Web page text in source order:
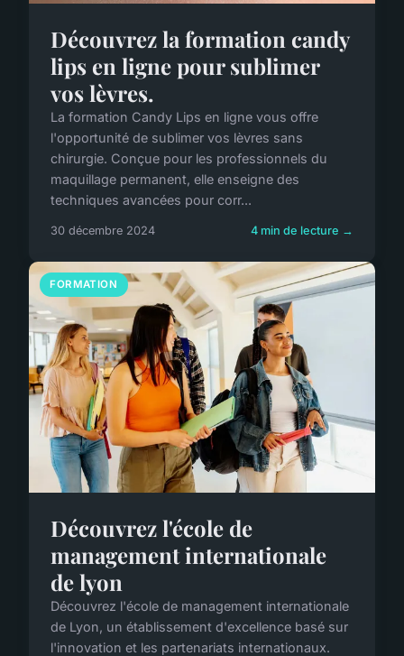
Découvrez la formation candy
lips en ligne pour sublimer
vos lèvres.
La formation Candy Lips en ligne vous offre
l'opportunité de sublimer vos lèvres sans
chirurgie. Conçue pour les professionnels du
maquillage permanent, elle enseigne des
techniques avancées pour corr...
30 décembre 2024 4 min de lecture →
FORMATION
Découvrez l'école de
management internationale
de lyon
Découvrez l'école de management internationale
de Lyon, un établissement d'excellence basé sur
l'innovation et les partenariats internationaux.